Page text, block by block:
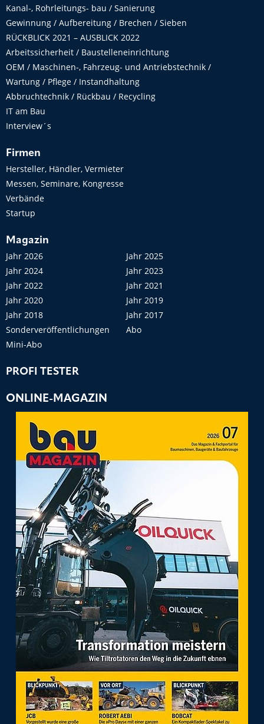
Kanal-, Rohrleitungs- bau / Sanierung
Gewinnung / Aufbereitung / Brechen / Sieben
RÜCKBLICK 2021 – AUSBLICK 2022
Arbeitssicherheit / Baustelleneinrichtung
OEM / Maschinen-, Fahrzeug- und Antriebstechnik /
Wartung / Pflege / Instandhaltung
Abbruchtechnik / Rückbau / Recycling
IT am Bau
Interview´s
Firmen
Hersteller, Händler, Vermieter
Messen, Seminare, Kongresse
Verbände
Startup
Magazin
Jahr 2026
Jahr 2025
Jahr 2024
Jahr 2023
Jahr 2022
Jahr 2021
Jahr 2020
Jahr 2019
Jahr 2018
Jahr 2017
Sonderveröffentlichungen
Abo
Mini-Abo
PROFI TESTER
ONLINE-MAGAZIN